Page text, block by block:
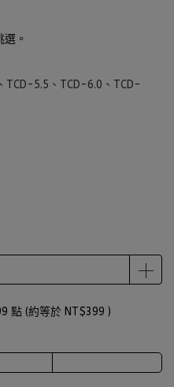
。
TCD-5.5、TCD-6.0、TCD-
點 (約等於 NT$399 )